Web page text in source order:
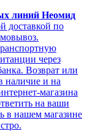
линий Неомид
доставкой по
через
Возврат или
наличие и на
магазина
на ваши
в нашем магазине